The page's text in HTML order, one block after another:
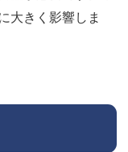
大きく影響しま